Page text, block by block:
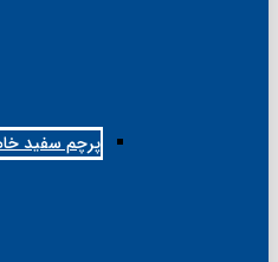
پرچم سفید